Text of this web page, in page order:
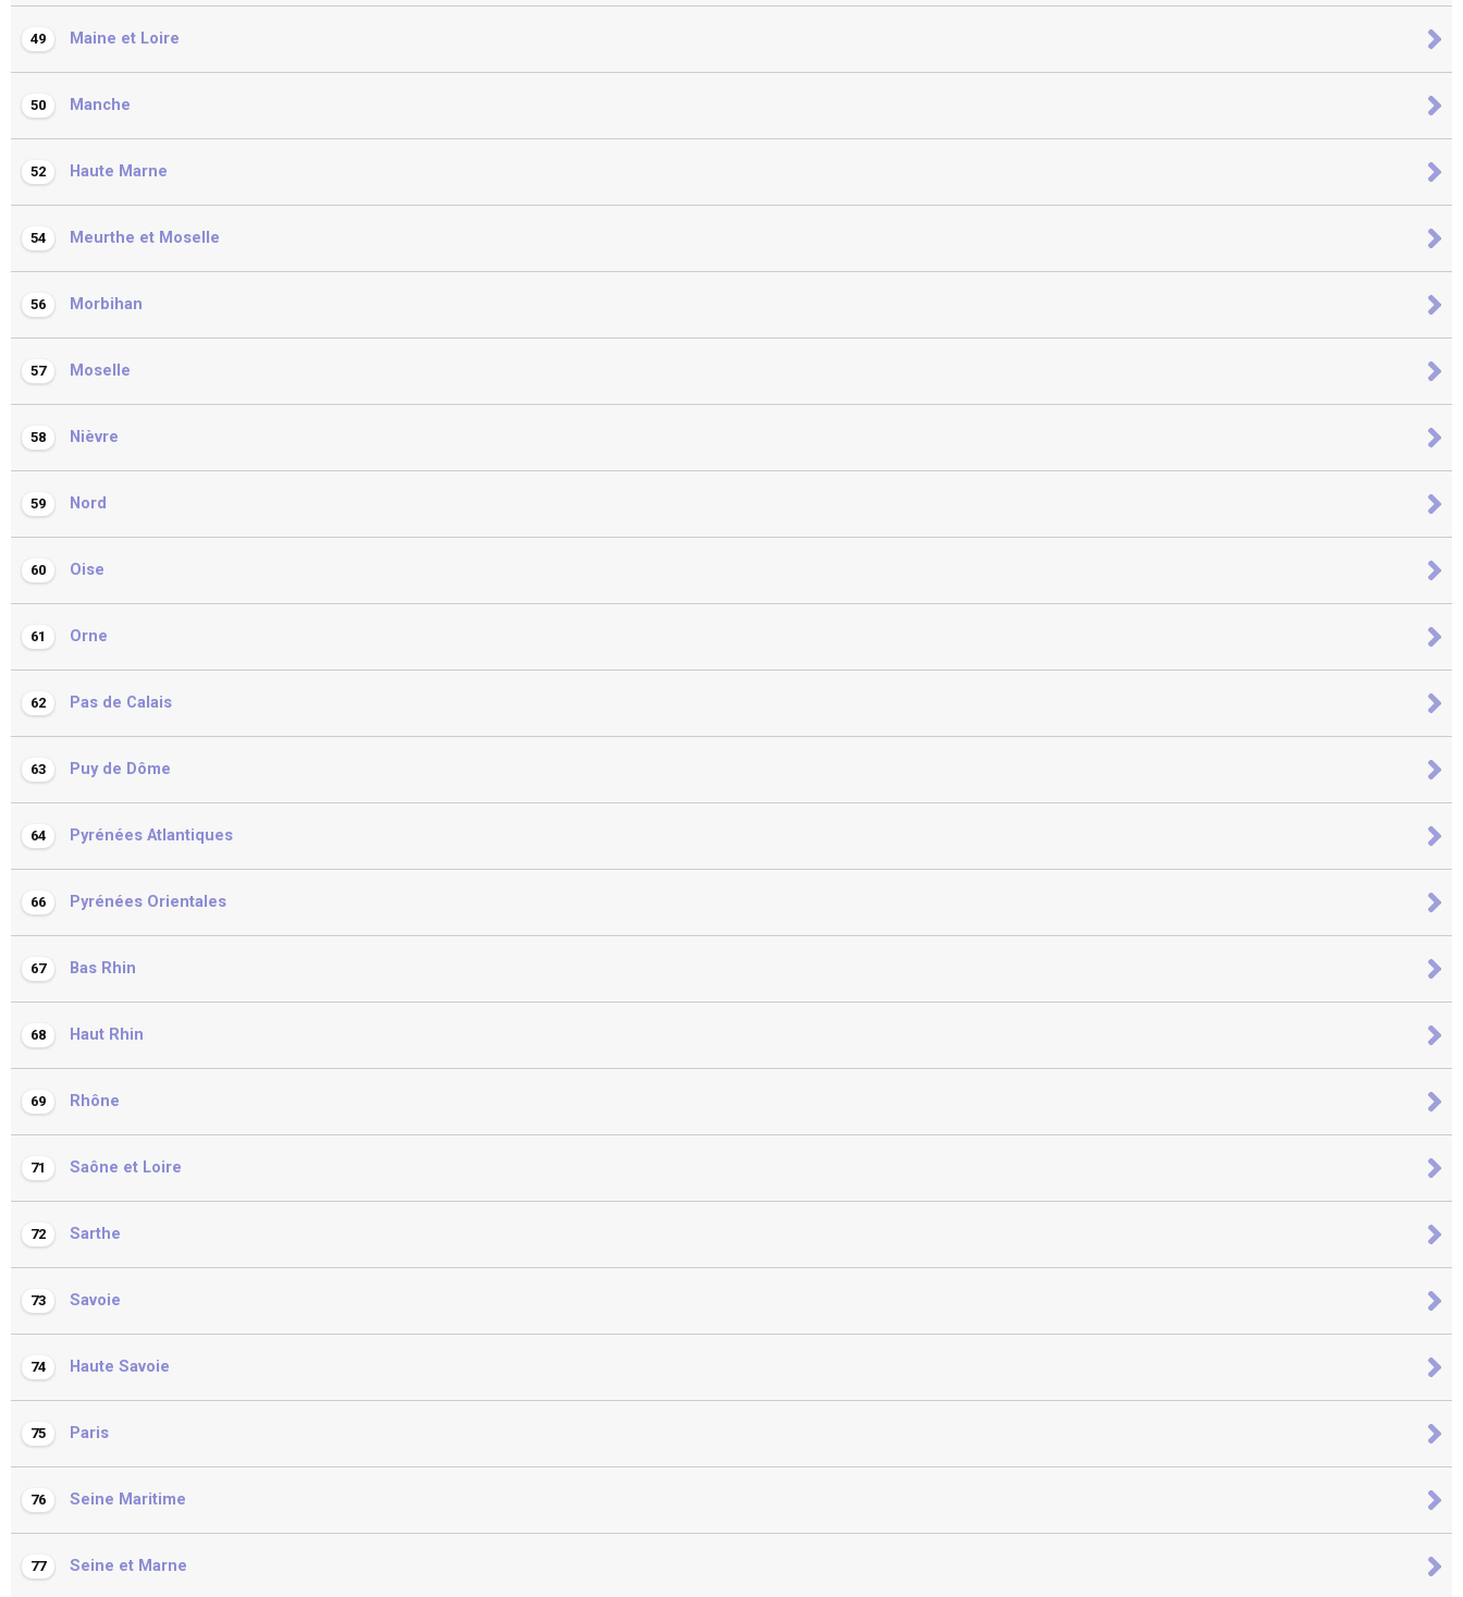
49 Maine et Loire
50 Manche
52 Haute Marne
54 Meurthe et Moselle
56 Morbihan
57 Moselle
58 Nièvre
59 Nord
60 Oise
61 Orne
62 Pas de Calais
63 Puy de Dôme
64 Pyrénées Atlantiques
66 Pyrénées Orientales
67 Bas Rhin
68 Haut Rhin
69 Rhône
71 Saône et Loire
72 Sarthe
73 Savoie
74 Haute Savoie
75 Paris
76 Seine Maritime
77 Seine et Marne